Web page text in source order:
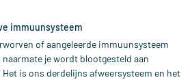
immuunsysteem
of aangeleerde immuunsysteem
je wordt blootgesteld aan
is ons derdelijns afweersysteem en het